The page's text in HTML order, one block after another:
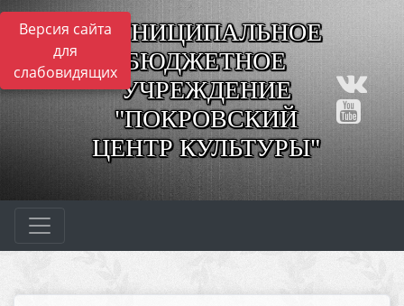
Версия сайта
для
слабовидящих
МУНИЦИПАЛЬНОЕ
БЮДЖЕТНОЕ
УЧРЕЖДЕНИЕ
"ПОКРОВСКИЙ
ЦЕНТР КУЛЬТУРЫ"